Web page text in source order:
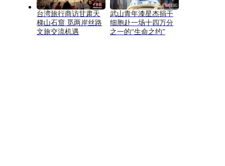
台湾旅行商访甘肃天
梯山石窟 觅两岸丝路
文旅交流机遇
武山青年漆星杰捐干
细胞赴一场十四万分
之一的“生命之约”